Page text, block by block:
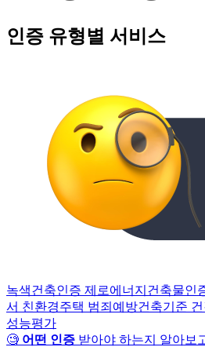
인증 유형별 서비스
녹색건축인증 제로에너지건축물인
서 친환경주택 범죄예방건축기준
성능평가
🧐 어떤 인증 받아야 하는지 알아보